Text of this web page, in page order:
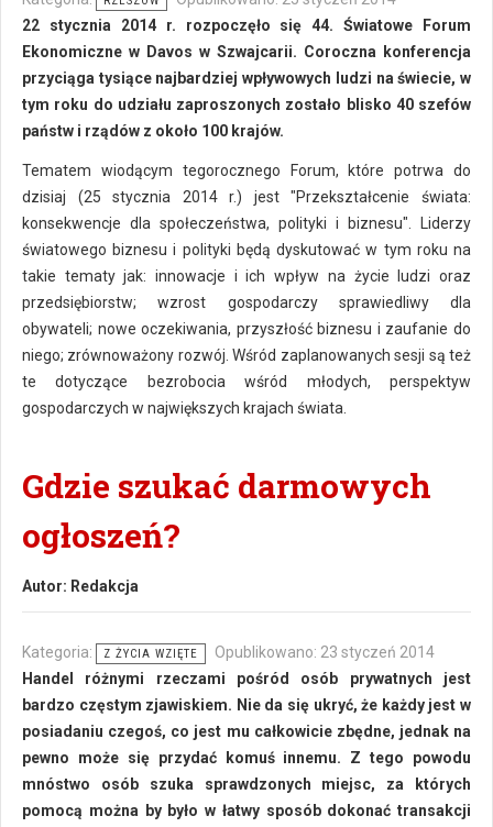
22 stycznia 2014 r. rozpoczęło się 44. Światowe Forum
Ekonomiczne w Davos w Szwajcarii. Coroczna konferencja
przyciąga tysiące najbardziej wpływowych ludzi na świecie, w
tym roku do udziału zaproszonych zostało blisko 40 szefów
państw i rządów z około 100 krajów.
Tematem wiodącym tegorocznego Forum, które potrwa do
dzisiaj (25 stycznia 2014 r.) jest "Przekształcenie świata:
konsekwencje dla społeczeństwa, polityki i biznesu". Liderzy
światowego biznesu i polityki będą dyskutować w tym roku na
takie tematy jak: innowacje i ich wpływ na życie ludzi oraz
przedsiębiorstw; wzrost gospodarczy sprawiedliwy dla
obywateli; nowe oczekiwania, przyszłość biznesu i zaufanie do
niego; zrównoważony rozwój. Wśród zaplanowanych sesji są też
te dotyczące bezrobocia wśród młodych, perspektyw
gospodarczych w największych krajach świata.
Gdzie szukać darmowych
ogłoszeń?
Autor: Redakcja
Kategoria: Z ŻYCIA WZIĘTE
Opublikowano: 23 styczeń 2014
Handel różnymi rzeczami pośród osób prywatnych jest
bardzo częstym zjawiskiem. Nie da się ukryć, że każdy jest w
posiadaniu czegoś, co jest mu całkowicie zbędne, jednak na
pewno może się przydać komuś innemu. Z tego powodu
mnóstwo osób szuka sprawdzonych miejsc, za których
pomocą można by było w łatwy sposób dokonać transakcji